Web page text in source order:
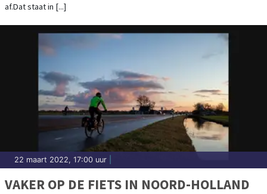
af.Dat staat in [...]
22 maart 2022, 17:00 uur
VAKER OP DE FIETS IN NOORD-HOLLAND